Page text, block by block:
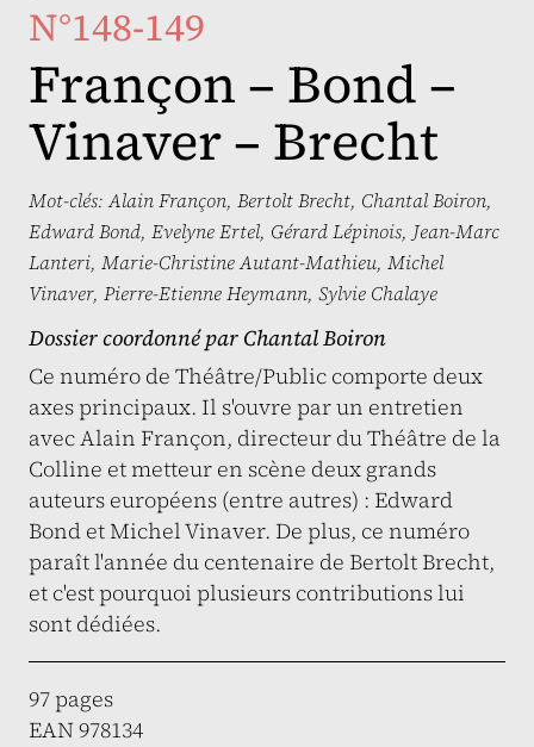
N°148-149
Françon – Bond –
Vinaver – Brecht
Mot-clés:Alain Françon, Bertolt Brecht, Chantal Boiron,
Edward Bond, Evelyne Ertel, Gérard Lépinois, Jean-Marc
Lanteri, Marie-Christine Autant-Mathieu, Michel
Vinaver, Pierre-Etienne Heymann, Sylvie Chalaye
Dossier coordonné par Chantal Boiron
Ce numéro de Théâtre/Public comporte deux
axes principaux. Il s'ouvre par un entretien
avec Alain Françon, directeur du Théâtre de la
Colline et metteur en scène deux grands
auteurs européens (entre autres) : Edward
Bond et Michel Vinaver. De plus, ce numéro
paraît l'année du centenaire de Bertolt Brecht,
et c'est pourquoi plusieurs contributions lui
sont dédiées.
97 pages
EAN 978134